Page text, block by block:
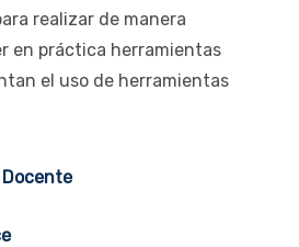
realizar de manera
en práctica herramientas
el uso de herramientas
Docente